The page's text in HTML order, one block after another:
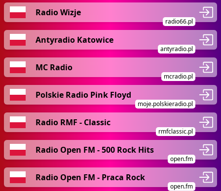
Radio Wizje
radio66.pl
Antyradio Katowice
antyradio.pl
MC Radio
mcradio.pl
Polskie Radio Pink Floyd
moje.polskieradio.pl
Radio RMF - Classic
rmfclassic.pl
Radio Open FM - 500 Rock Hits
open.fm
Radio Open FM - Praca Rock
open.fm